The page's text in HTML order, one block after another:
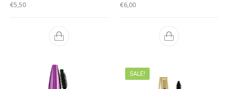
€5,50
€6,00
SALE!